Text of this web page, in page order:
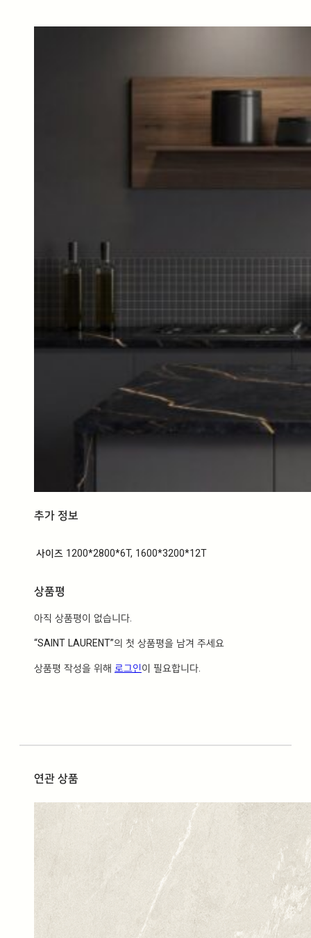
추가 정보
사이즈 1200*2800*6T, 1600*3200*12T
상품평
아직 상품평이 없습니다.
“SAINT LAURENT”의 첫 상품평을 남겨 주세요
상품평 작성을 위해 로그인이 필요합니다.
연관 상품